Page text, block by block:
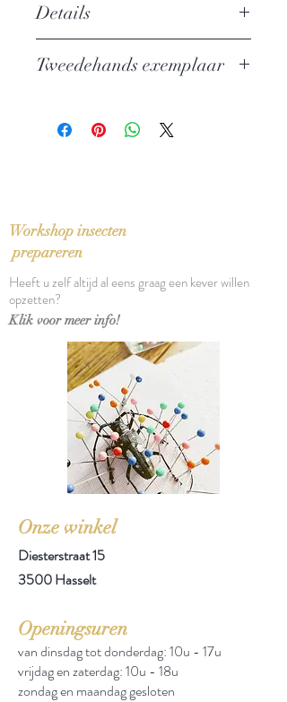
Details
Uitgever: Prometheus
Bindwijze: Paperback
Tweedehands exemplaar
Workshop insecten
prepareren
Heeft u zelf altijd al eens graag een kever willen
opzetten?
Klik voor meer info!
Onze winkel
Diesterstraat 15
3500 Hasselt
Openingsuren
van dinsdag tot donderdag: 10u - 17u
vrijdag en zaterdag: 10u - 18u
zondag en maandag gesloten